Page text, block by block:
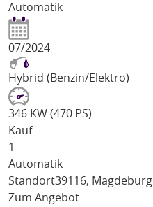
Automatik
07/2024
Hybrid (Benzin/Elektro)
346 KW (470 PS)
Kauf
1
Automatik
Standort39116, Magdeburg
Zum Angebot